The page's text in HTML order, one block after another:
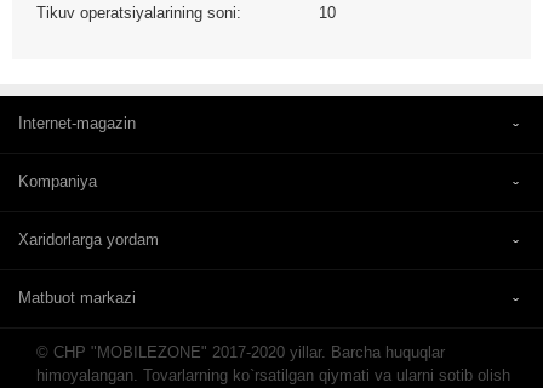
Tikuv operatsiyalarining soni: 10
Internet-magazin
Kompaniya
Xaridorlarga yordam
Matbuot markazi
© CHP "MOBILEZONE" 2017-2020 yillar. Barcha huquqlar
himoyalangan. Tovarlarning ko`rsatilgan qiymati va ularni sotib olish